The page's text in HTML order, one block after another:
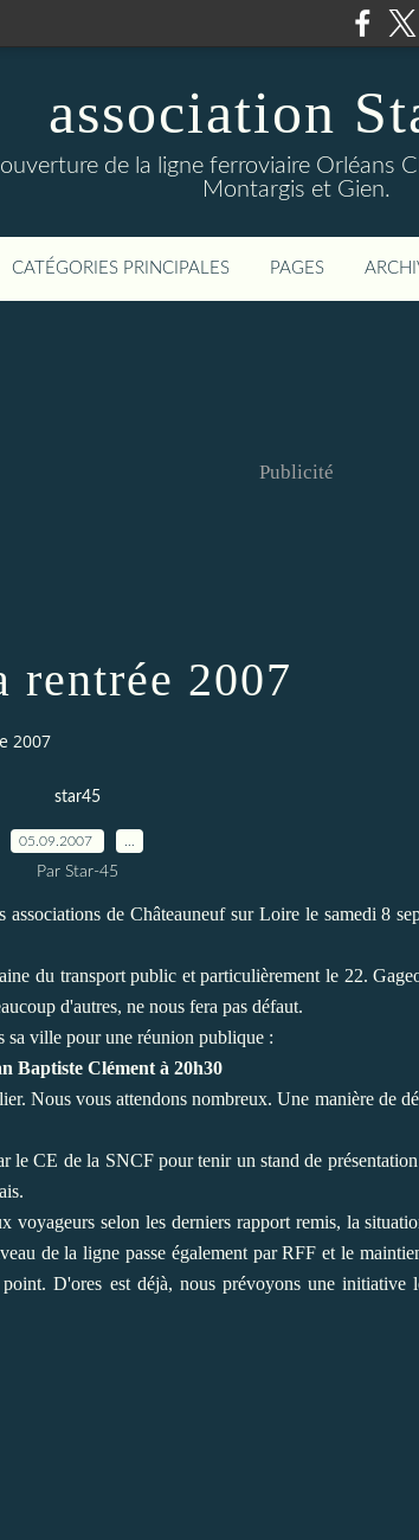
association
de la ligne ferroviaire Orléans
Montargis et Gien.
CATÉGORIES PRINCIPALES PAGES
Publicité
rentrée 2007
2007
star45
05.09.2007
Par Star-45
de Châteauneuf sur Loire le samedi 8
du transport public et particulièrement le 22.
d'autres, ne nous fera pas défaut.
sa ville pour une réunion publique :
Baptiste Clément à 20h30
Nous vous attendons nombreux. Une manière de
le CE de la SNCF pour tenir un stand de
voyageurs selon les derniers rapport remis, la
de la ligne passe également par RFF et le
D'ores est déjà, nous prévoyons une initiative